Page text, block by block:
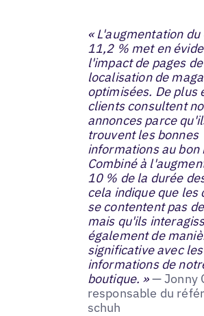
« L'augmentation du
11,2 % met en
l'impact de pages de
localisation de
optimisées. De plus
clients consultent
annonces parce
trouvent les bonnes
informations au bon
Combiné à
10 % de la durée
cela indique que les
se contentent pas
mais qu'ils
également de
significative avec les
informations de
boutique. »— Jonny
responsable du
schuh